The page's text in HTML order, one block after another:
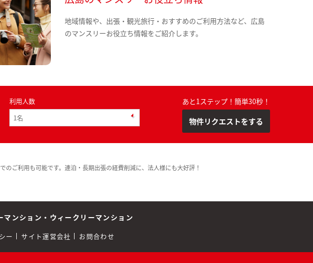
地域情報や、出張・観光旅行・おすすめのご利用方法など、広島
のマンスリーお役立ち情報をご紹介します。
利用人数 あと1ステップ！簡単30秒！
物件リクエストをする
ご利用も可能です。連泊・長期出張の経費削減に、法人様にも大好評！
マンション・ウィークリーマンション
ー サイト運営会社 お問合わせ